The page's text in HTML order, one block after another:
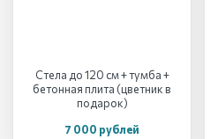
Стела до 120 см + тумба +
бетонная плита (цветник в
подарок)
7 000 рублей